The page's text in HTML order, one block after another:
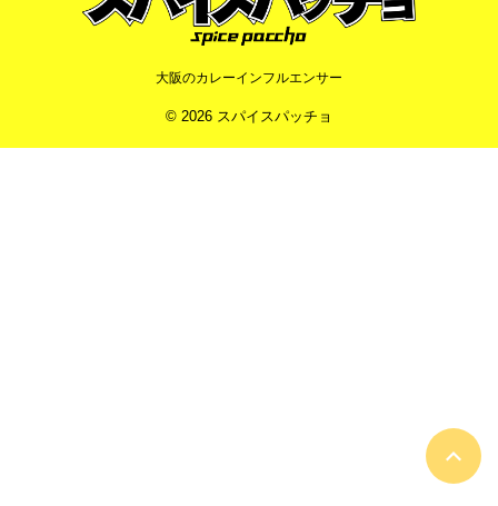
大阪のカレーインフルエンサー
© 2026 スパイスパッチョ